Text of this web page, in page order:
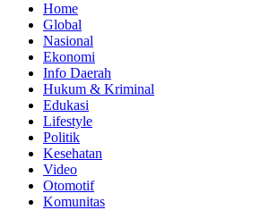
Home
Global
Nasional
Ekonomi
Info Daerah
Hukum & Kriminal
Edukasi
Lifestyle
Politik
Kesehatan
Video
Otomotif
Komunitas